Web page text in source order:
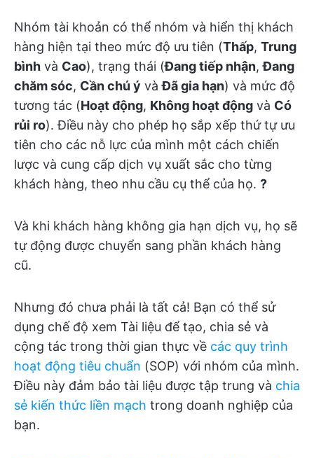
Nhóm tài khoản có thể nhóm và hiển thị khách
hàng hiện tại theo mức độ ưu tiên (Thấp, Trung
bình và Cao), trạng thái (Đang tiếp nhận,Đang
chăm sóc, Cần chú ý vàĐã gia hạn) và mức độ
tương tác (Hoạt động, Không hoạt động và Có
rủi ro). Điều này cho phép họ sắp xếp thứ tự ưu
tiên cho các nỗ lực của mình một cách chiến
lược và cung cấp dịch vụ xuất sắc cho từng
khách hàng, theo nhu cầu cụ thể của họ. ?
Và khi khách hàng không gia hạn dịch vụ, họ sẽ
tự động được chuyển sang phần khách hàng
cũ.
Nhưng đó chưa phải là tất cả! Bạn có thể sử
dụng chế độ xem Tài liệu để tạo, chia sẻ và
cộng tác trong thời gian thực về các quy trình
hoạt động tiêu chuẩn (SOP) với nhóm của mình.
Điều này đảm bảo tài liệu được tập trung và chia
sẻ kiến thức liền mạch trong doanh nghiệp của
bạn.